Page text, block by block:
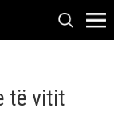
të vitit